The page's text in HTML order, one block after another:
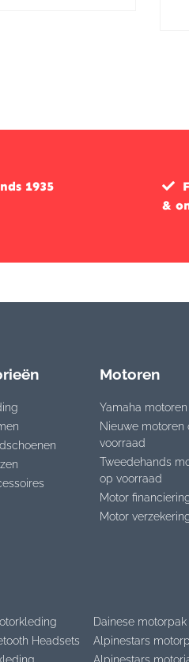
1935
&
Motoren
Yamaha motoren
Nieuwe motoren
voorraad
Tweedehands
op voorraad
Motor
Motor
Headsets
Dainese motorpak
Alpinestars